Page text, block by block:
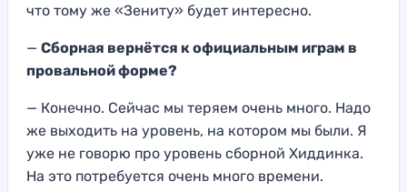
что тому же «Зениту» будет интересно.
— Сборная вернётся к официальным играм в
провальной форме?
— Конечно. Сейчас мы теряем очень много. Надо
же выходить на уровень, на котором мы были. Я
уже не говорю про уровень сборной Хиддинка.
На это потребуется очень много времени.